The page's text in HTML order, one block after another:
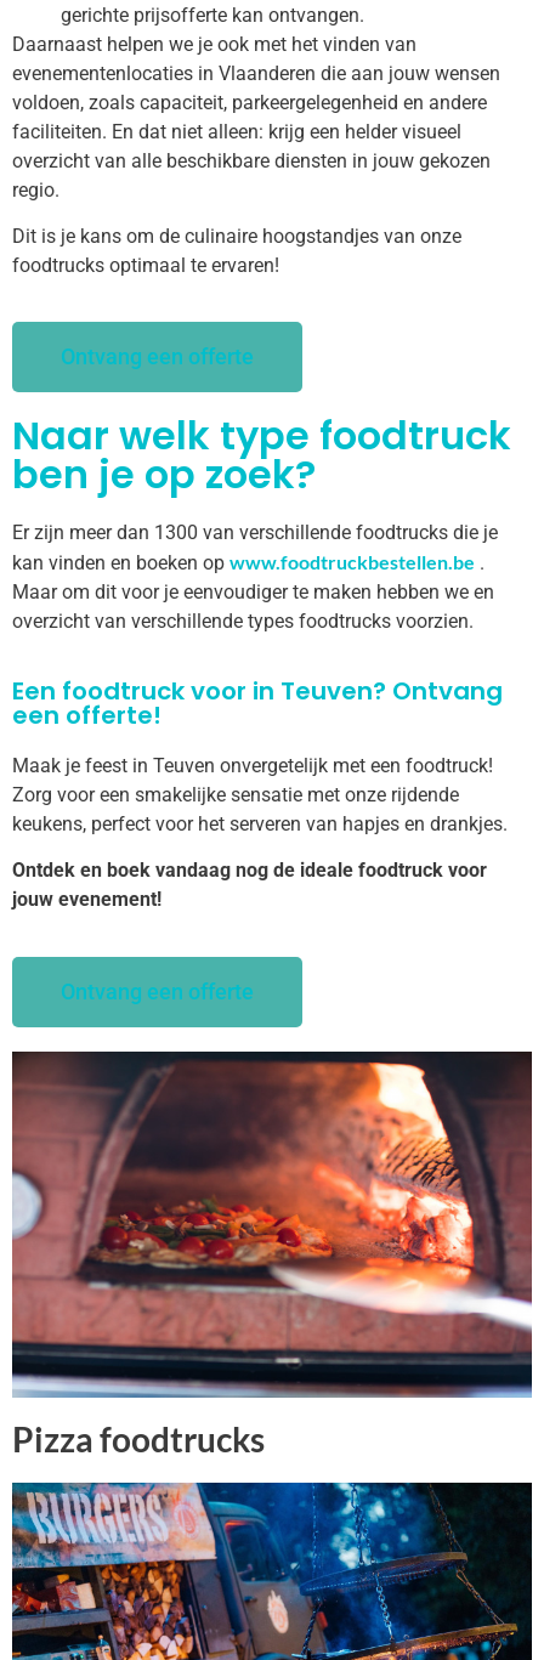
gerichte prijsofferte kan ontvangen.
Daarnaast helpen we je ook met het vinden van
evenementenlocaties in Vlaanderen die aan jouw wensen
voldoen, zoals capaciteit, parkeergelegenheid en andere
faciliteiten. En dat niet alleen: krijg een helder visueel
overzicht van alle beschikbare diensten in jouw gekozen
regio.
Dit is je kans om de culinaire hoogstandjes van onze
foodtrucks optimaal te ervaren!
Ontvang een offerte
Naar welk type foodtruck
ben je op zoek?
Er zijn meer dan 1300 van verschillende foodtrucks die je
kan vinden en boeken op www.foodtruckbestellen.be .
Maar om dit voor je eenvoudiger te maken hebben we en
overzicht van verschillende types foodtrucks voorzien.
Een foodtruck voor in Teuven? Ontvang
een offerte!
Maak je feest in Teuven onvergetelijk met een foodtruck!
Zorg voor een smakelijke sensatie met onze rijdende
keukens, perfect voor het serveren van hapjes en drankjes.
Ontdek en boek vandaag nog de ideale foodtruck voor
jouw evenement!
Ontvang een offerte
Pizza foodtrucks